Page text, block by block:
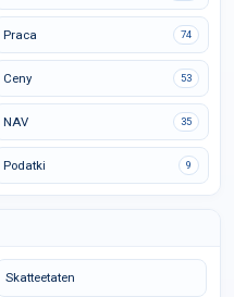
Praca 74
Ceny 53
NAV 35
Podatki 9
Skatteetaten